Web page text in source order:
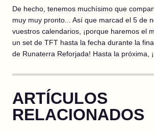
De hecho, tenemos muchísimo que
muy muy pronto... Así que marcad el 5 de
vuestros calendarios, ¡porque haremos el
un set de TFT hasta la fecha durante la
de Runaterra Reforjada! Hasta la próxima,
ARTÍCULOS
RELACIONADOS